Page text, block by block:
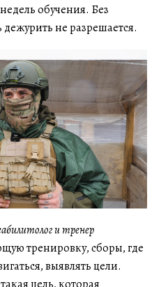
обучения. Без
не разрешается.
и тренер
тренировку, сборы, где
выявлять цели.